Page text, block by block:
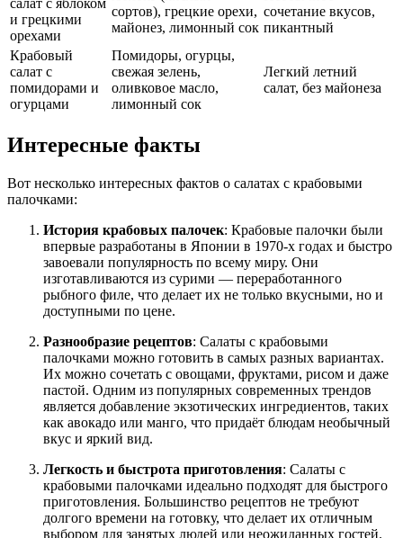
салат с яблоком
и грецкими
орехами
сортов), грецкие орехи,
майонез, лимонный сок
сочетание вкусов,
пикантный
Крабовый
салат с
помидорами и
огурцами
Помидоры, огурцы,
свежая зелень,
оливковое масло,
лимонный сок
Легкий летний
салат, без майонеза
Интересные факты
Вот несколько интересных фактов о салатах с крабовыми
палочками:
История крабовых палочек: Крабовые палочки были
впервые разработаны в Японии в 1970-х годах и быстро
завоевали популярность по всему миру. Они
изготавливаются из сурими — переработанного
рыбного филе, что делает их не только вкусными, но и
доступными по цене.
Разнообразие рецептов: Салаты с крабовыми
палочками можно готовить в самых разных вариантах.
Их можно сочетать с овощами, фруктами, рисом и даже
пастой. Одним из популярных современных трендов
является добавление экзотических ингредиентов, таких
как авокадо или манго, что придаёт блюдам необычный
вкус и яркий вид.
Легкость и быстрота приготовления: Салаты с
крабовыми палочками идеально подходят для быстрого
приготовления. Большинство рецептов не требуют
долгого времени на готовку, что делает их отличным
выбором для занятых людей или неожиданных гостей.